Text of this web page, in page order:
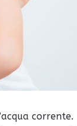
corrente.